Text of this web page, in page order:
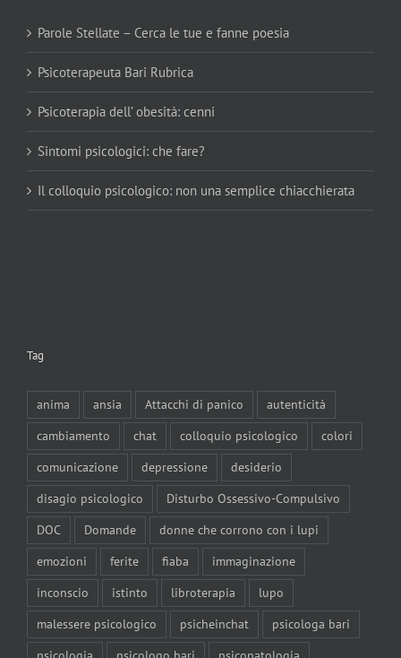
Parole Stellate – Cerca le tue e fanne poesia
Psicoterapeuta Bari Rubrica
Psicoterapia dell’ obesità: cenni
Sintomi psicologici: che fare?
Il colloquio psicologico: non una semplice chiacchierata
Tag
anima ansia Attacchi di panico
autenticità
cambiamento
chat colloquio psicologico
colori
comunicazione
depressione
desiderio
disagio psicologico
Disturbo Ossessivo-Compulsivo
DOC
Domande
donne che corrono con i lupi
emozioni
ferite fiaba
immaginazione
inconscio
istinto libroterapia
lupo
malessere psicologico
psicheinchat
psicologa bari